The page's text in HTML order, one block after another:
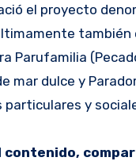
el proyecto
también
Parufamilia
mar dulce y
particulares y
contenido,